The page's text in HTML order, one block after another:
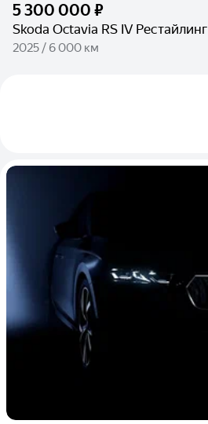
5 300 000 ₽
Skoda Octavia RS IV Рестайлинг
2025 / 6 000 км